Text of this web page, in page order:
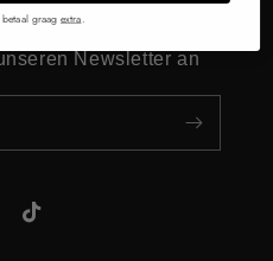
Newsletter an
TikTok
betaal graagextra.